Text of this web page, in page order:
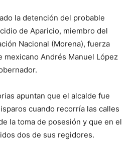
la detención del probable
de Aparicio, miembro del
Nacional (Morena), fuerza
mexicano Andrés Manuel López
apuntan que el alcalde fue
cuando recorría las calles
la toma de posesión y que en el
dos de sus regidores.